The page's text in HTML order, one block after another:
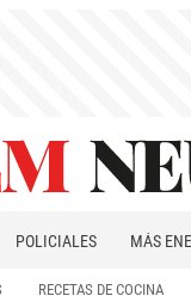
POLICIALES MÁS
RECETAS DE COCINA